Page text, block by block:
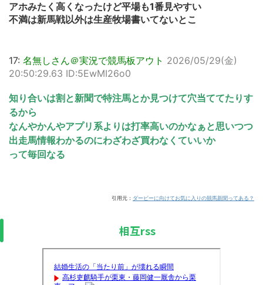
アホみたく高くなったけど平場も1番見やすい
不満は新馬戦以外は生産牧場書いてないとこ
17: 名無しさん＠実況で競馬板アウト 2026/05/29(金)
20:50:29.63 ID:5EwMI26o0
知り合いは割と新聞で特注馬とか見つけて穴当ててたりす
るから
なんやかんやアプリ系よりは打率高いのかなぁと思いつつ
出走馬情報わかるのにわざわざ買わなくていいか
って毎回なる
引用元： ダービーに向けてお気に入りの競馬新聞ってある？
相互rss